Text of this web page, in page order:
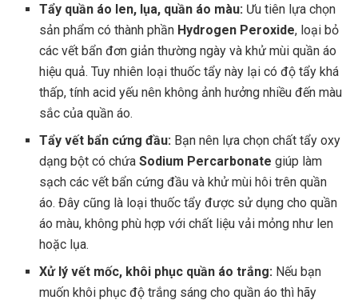
Tẩy quần áo len, lụa, quần áo màu: Ưu tiên lựa chọn
sản phẩm có thành phần Hydrogen Peroxide, loại bỏ
các vết bẩn đơn giản thường ngày và khử mùi quần áo
hiệu quả. Tuy nhiên loại thuốc tẩy này lại có độ tẩy khá
thấp, tính acid yếu nên không ảnh hưởng nhiều đến màu
sắc của quần áo.
Tẩy vết bẩn cứng đầu: Bạn nên lựa chọn chất tẩy oxy
dạng bột có chứaSodium Percarbonate giúp làm
sạch các vết bẩn cứng đầu và khử mùi hôi trên quần
áo. Đây cũng là loại thuốc tẩy được sử dụng cho quần
áo màu, không phù hợp với chất liệu vải mỏng như len
hoặc lụa.
Xử lý vết mốc, khôi phục quần áo trắng: Nếu bạn
muốn khôi phục độ trắng sáng cho quần áo thì hãy